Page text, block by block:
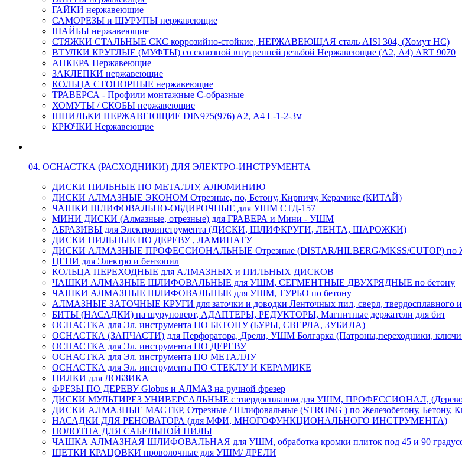
ГАЙКИ нержавеющие
САМОРЕЗЫ и ШУРУПЫ нержавеющие
ШАЙБЫ нержавеющие
СТЯЖКИ СТАЛЬНЫЕ СКС коррозийно-стойкие, НЕРЖАВЕЮЩАЯ сталь AISI 304, (Хомут НС)
ВТУЛКИ КРУГЛЫЕ (МУФТЫ) со сквозной внутренней резьбой Нержавеющие (А2, А4) ART 9070
АНКЕРА Нержавеющие
ЗАКЛЕПКИ нержавеющие
КОЛЬЦА СТОПОРНЫЕ нержавеющие
ТРАВЕРСА - Профили монтажные С-образные
ХОМУТЫ / СКОБЫ нержавеющие
ШПИЛЬКИ НЕРЖАВЕЮЩИЕ DIN975(976) A2, А4 L-1-2-3м
КРЮЧКИ Нержавеющие
04. ОСНАСТКА (РАСХОДНИКИ) ДЛЯ ЭЛЕКТРО-ИНСТРУМЕНТА
ДИСКИ ПИЛЬНЫЕ ПО МЕТАЛЛУ, АЛЮМИНИЮ
ДИСКИ АЛМАЗНЫЕ ЭКОНОМ Отрезные, по, Бетону, Кирпичу, Керамике (КИТАЙ)
ЧАШКИ ШЛИФОВАЛЬНО-ОБДИРОЧНЫЕ для УШМ СТД-157
МИНИ ДИСКИ (Алмазные, отрезные) для ГРАВЕРА и Мини - УШМ
АБРАЗИВЫ для Электроинструмента (ДИСКИ, ШЛИФКРУГИ, ЛЕНТА, ШАРОЖКИ)
ДИСКИ ПИЛЬНЫЕ ПО ДЕРЕВУ , ЛАМИНАТУ
ДИСКИ АЛМАЗНЫЕ ПРОФЕССИОНАЛЬНЫЕ Отрезные (DISTAR/HILBERG/MKSS/CUTOP) по
ЦЕПИ для Электро и бензопил
КОЛЬЦА ПЕРЕХОДНЫЕ для АЛМАЗНЫХ и ПИЛЬНЫХ ДИСКОВ
ЧАШКИ АЛМАЗНЫЕ ШЛИФОВАЛЬНЫЕ для УШМ, СЕГМЕНТНЫЕ ДВУХРЯДНЫЕ по бетону
ЧАШКИ АЛМАЗНЫЕ ШЛИФОВАЛЬНЫЕ для УШМ, ТУРБО по бетону
АЛМАЗНЫЕ ЗАТОЧНЫЕ КРУГИ для заточки и доводки Ленточных пил, сверл, твердосплавного
БИТЫ (НАСАДКИ) на шуруповерт, АДАПТЕРЫ, РЕДУКТОРЫ, Магнитные держатели для бит
ОСНАСТКА для Эл. инструмента ПО БЕТОНУ (БУРЫ, СВЕРЛА, ЗУБИЛА)
ОСНАСТКА (ЗАПЧАСТИ) для Перфоратора, Дрели, УШМ Болгарка (Патроны,переходники, ключи
ОСНАСТКА для Эл. инструмента ПО ДЕРЕВУ
ОСНАСТКА для Эл. инструмента ПО МЕТАЛЛУ
ОСНАСТКА для Эл. инструмента ПО СТЕКЛУ И КЕРАМИКЕ
ПИЛКИ для ЛОБЗИКА
ФРЕЗЫ ПО ДЕРЕВУ Globus и АЛМАЗ на ручной фрезер
ДИСКИ МУЛЬТИРЕЗ УНИВЕРСАЛЬНЫЕ с твердосплавом для УШМ, ПРОФЕССИОНАЛ, (Дерево с
ДИСКИ АЛМАЗНЫЕ МАСТЕР, Отрезные / Шлифовальные (STRONG ) по Железобетону, Бетону,
НАСАДКИ ДЛЯ РЕНОВАТОРА (для МФИ, МНОГОФУНКЦИОНАЛЬНОГО ИНСТРУМЕНТА)
ПОЛОТНА ДЛЯ САБЕЛЬНОЙ ПИЛЫ
ЧАШКА АЛМАЗНАЯ ШЛИФОВАЛЬНАЯ для УШМ, обработка кромки плиток под 45 и 90 градусов,
ЩЕТКИ КРАЦОВКИ проволочные для УШМ/ ДРЕЛИ